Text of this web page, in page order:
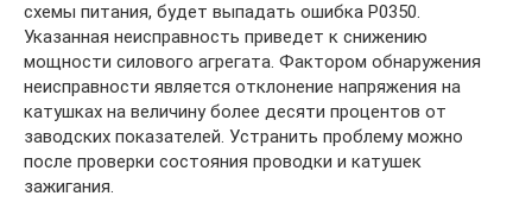
схемы питания, будет выпадать ошибка Р0350.
Указанная неисправность приведет к снижению
мощности силового агрегата. Фактором обнаружения
неисправности является отклонение напряжения на
катушках на величину более десяти процентов от
заводских показателей. Устранить проблему можно
после проверки состояния проводки и катушек
зажигания.